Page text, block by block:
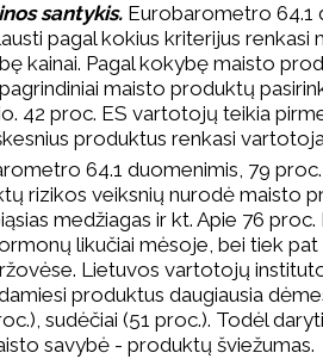
santykis. Eurobarometro 64.1
pagal kokius kriterijus renkasi
kainai. Pagal kokybę maisto
maisto produktų
42 proc. ES vartotojų teikia
produktus renkasi
64.1 duomenimis, 79
rizikos veiksnių nurodė maisto
medžiagas ir kt. Apie 76
likučiai mėsoje, bei tiek
Lietuvos vartotojų
produktus daugiausia
sudėčiai (51 proc.). Todėl
savybė - produktų šviežumas.